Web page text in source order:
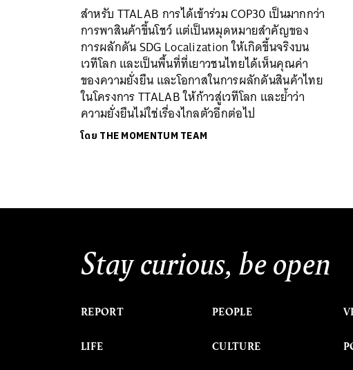
สำหรับ TTALAB การได้เข้าร่วม COP30 เป็นมากกว่า
การพาสินค้าขึ้นโชว์ แต่เป็นหมุดหมายสำคัญของ
การผลักดัน SDG Localization ให้เกิดขึ้นจริงบน
เวทีโลก และเป็นพื้นที่ที่เยาวชนไทยได้เห็นคุณค่า
ของความยั่งยืน และโอกาสในการผลักดันสินค้าไทย
ในโครงการ TTALAB ให้ก้าวสู่เวทีโลก และย้ำว่า
ความยั่งยืนไม่ใช่เรื่องไกลตัวอีกต่อไป
โดย THE MOMENTUM TEAM
Stay curious, be open
REPORT
LIFE
PEOPLE
CULTURE